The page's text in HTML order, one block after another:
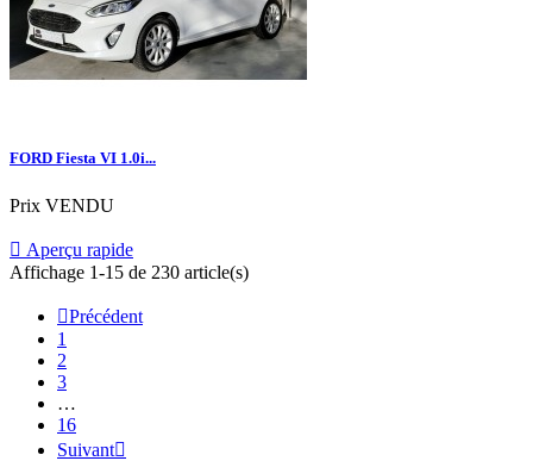
FORD Fiesta VI 1.0i...
Prix VENDU
 Aperçu rapide
Affichage 1-15 de 230 article(s)
Précédent
1
2
3
…
16
Suivant